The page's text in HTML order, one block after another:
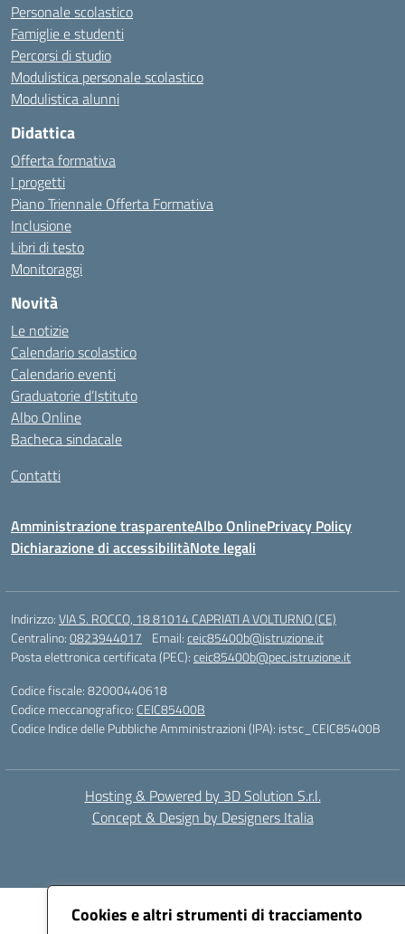
Cookies e altri strumenti di tracciamento
Personale scolastico
Famiglie e studenti
Percorsi di studio
Modulistica personale scolastico
Modulistica alunni
Didattica
Offerta formativa
I progetti
Piano Triennale Offerta Formativa
Inclusione
Libri di testo
Monitoraggi
Novità
Le notizie
Calendario scolastico
Calendario eventi
Graduatorie d’Istituto
Albo Online
Bacheca sindacale
Contatti
Amministrazione trasparenteAlbo OnlinePrivacy Policy
Dichiarazione di accessibilitàNote legali
Indirizzo:VIA S. ROCCO, 18 81014 CAPRIATI A VOLTURNO (CE)
Centralino:0823944017 Email:ceic85400b@istruzione.it
Posta elettronica certificata (PEC):ceic85400b@pec.istruzione.it
Codice fiscale: 82000440618
Codice meccanografico: CEIC85400B
Codice Indice delle Pubbliche Amministrazioni (IPA): istsc_CEIC85400B
Hosting & Powered by 3D Solution S.r.l.
Concept & Design by Designers Italia